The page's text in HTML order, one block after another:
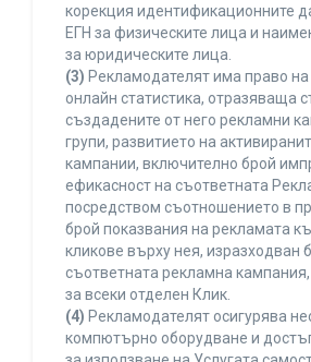
корекция идентификационните
ЕГН за физическите лица и
за юридическите лица.
(3) Рекламодателят има право
онлайн статистика, отразяваща
създадените от него рекламни
групи, развитието на
кампании, включително брой
ефикасност на съответната
посредством съотношението в
брой показвания на рекламата
кликове върху нея, изразходван
съответната рекламна
за всеки отделен Клик.
(4) Рекламодателят осигурява
компютърно оборудване и